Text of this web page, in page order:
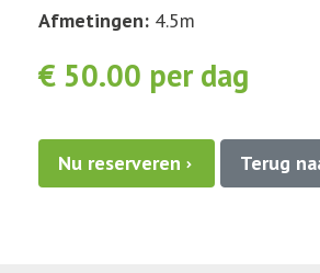
Afmetingen: 4.5m
€ 50.00 per dag
Nu reserveren Terug